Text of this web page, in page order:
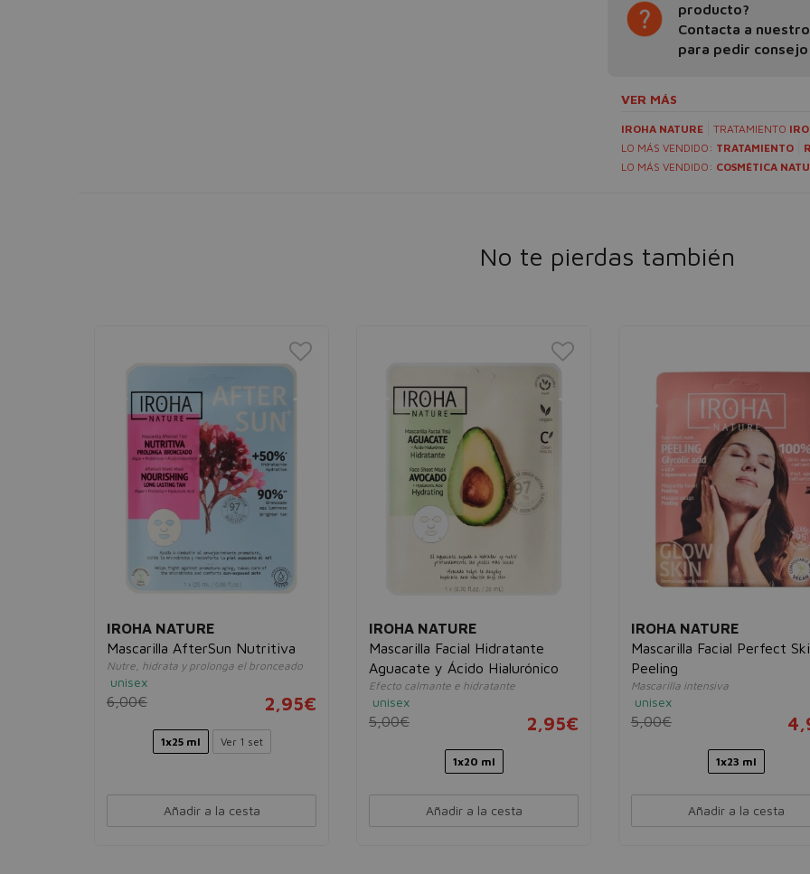
producto?
Contacta a
para pedir consejo
VER MÁS
IROHA NATURE TRATAMIENTO
LO MÁS VENDIDO: TRATAMIENTO
LO MÁS VENDIDO: COSMÉTICA
No te pierdas también
IROHA NATURE
Mascarilla AfterSun Nutritiva
Nutre, hidrata y prolonga el bronceado
unisex
6,00€ 2,95€
1x25 ml Ver 1 set
Añadir a la cesta
IROHA NATURE
Mascarilla Facial Hidratante
Aguacate y Ácido Hialurónico
Efecto calmante e hidratante
unisex
5,00€ 2,95€
1x20 ml
Añadir a la cesta
IROHA NATURE
Mascarilla Facial Perfect
Peeling
Mascarilla intensiva
unisex
5,00€
1x23 ml
Añadir a la cesta